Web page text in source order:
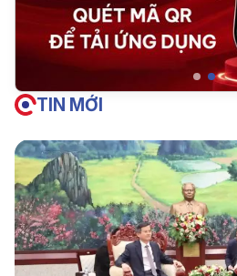
TIN MỚI